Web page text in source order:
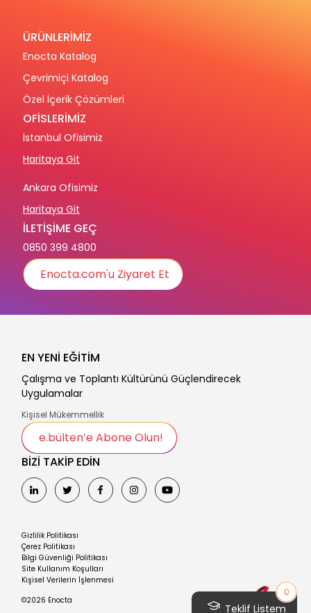
ÜRÜNLERİMİZ
Enocta Katalog
Çevrimiçi Katalog
Özel İçerik Çözümleri
OFİSLERİMİZ
İstanbul Ofisimiz
Haritaya Git
Ankara Ofisimiz
Haritaya Git
İLETİŞİME GEÇ
0850 399 4800
Enocta.com'u Ziyaret Et
BİZİ TAKİP EDİN
Gizlilik Politikası
Çerez Politikası
Bilgi Güvenliği Politikası
Site Kullanım Koşulları
Kişisel Verilerin İşlenmesi
EN YENİ EĞİTİM
Çalışma ve Toplantı Kültürünü Güçlendirecek
Uygulamalar
Kişisel Mükemmellik
e.bülten’e Abone Olun!
©2026 Enocta
Teklif Listem
0